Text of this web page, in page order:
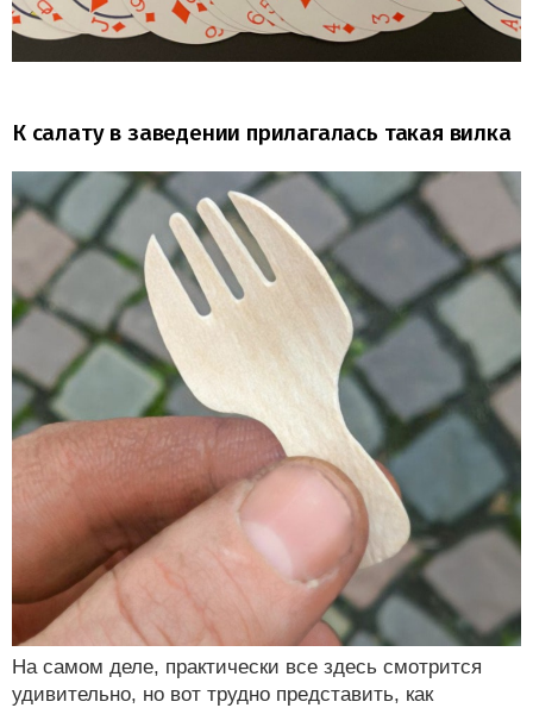
К салату в заведении прилагалась такая вилка
На самом деле, практически все здесь смотрится
удивительно, но вот трудно представить, как